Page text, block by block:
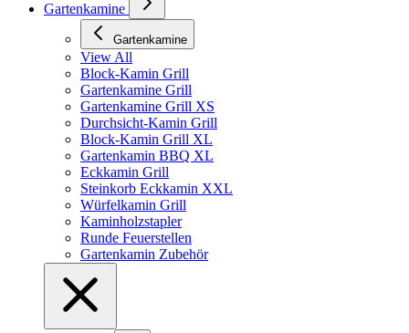
Gartenkamine
Gartenkamine
View All
Block-Kamin Grill
Gartenkamine Grill
Gartenkamine Grill XS
Durchsicht-Kamin Grill
Block-Kamin Grill XL
Gartenkamin BBQ XL
Eckkamin Grill
Steinkorb Eckkamin XXL
Würfelkamin Grill
Kaminholzstapler
Runde Feuerstellen
Gartenkamin Zubehör